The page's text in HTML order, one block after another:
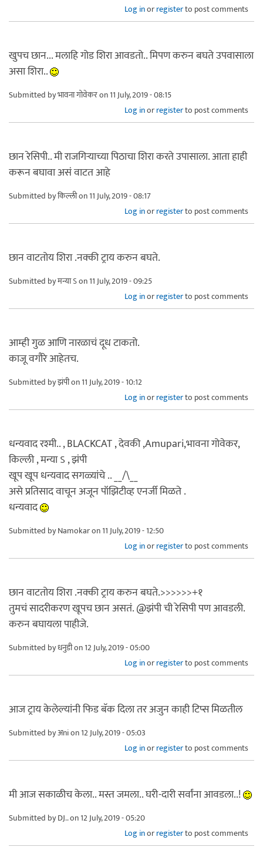
Log inorregisterto post comments
खुपच छान... मलाहि गोड शिरा आवडतो.. मिपण करुन बघते उपवासाला
असा शिरा..
Submitted byभावना गोवेकरon 11 July, 2019 - 08:15
Log inorregisterto post comments
छान रेसिपी.. मी राजगिऱ्याच्या पिठाचा शिरा करते उपासाला. आता हाही
करून बघावा असं वाटत आहे
Submitted byकिल्लीon 11 July, 2019 - 08:17
Log inorregisterto post comments
छान वाटतोय शिरा .नक्की ट्राय करुन बघते.
Submitted byमन्या ऽon 11 July, 2019 - 09:25
Log inorregisterto post comments
आम्ही गुळ आणि नारळाचं दूध टाकतो.
काजू वगौरे आहेतच.
Submitted byझंपीon 11 July, 2019 - 10:12
Log inorregisterto post comments
धन्यवाद रश्मी.. , BLACKCAT , देवकी ,Amupari,भावना गोवेकर,
किल्ली , मन्या ऽ , झंपी
खूप खूप धन्यवाद सगळ्यांचे .. __/\__
असे प्रतिसाद वाचून अजून पॉझिटीव्ह एनर्जी मिळते .
धन्यवाद
Submitted byNamokaron 11 July, 2019 - 12:50
Log inorregisterto post comments
छान वाटतोय शिरा .नक्की ट्राय करुन बघते.>>>>>>+१
तुमचं सादरीकरण खूपच छान असतं. @झंपी ची रेसिपी पण आवडली.
करुन बघायला पाहीजे.
Submitted byधनुडीon 12 July, 2019 - 05:00
Log inorregisterto post comments
आज ट्राय केलेल्यांनी फिड बॅक दिला तर अजुन काही टिप्स मिळतील
Submitted byअnion 12 July, 2019 - 05:03
Log inorregisterto post comments
मी आज सकाळीच केला.. मस्त जमला.. घरी-दारी सर्वांना आवडला..!
Submitted byDJ..on 12 July, 2019 - 05:20
Log inorregisterto post comments